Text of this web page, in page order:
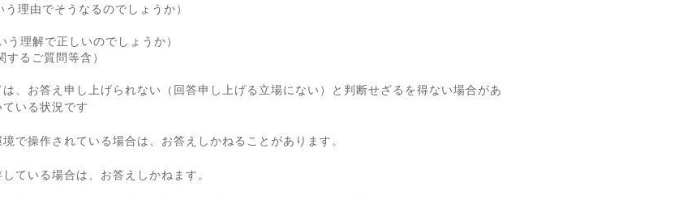
理由でそうなるのでしょうか）
う理解で正しいのでしょうか）
するご質問等含）
、お答え申し上げられない（回答申し上げる立場にない）と判断せざるを得ない場合があ
いる状況です
で操作されている場合は、お答えしかねることがあります。
ている場合は、お答えしかねます。